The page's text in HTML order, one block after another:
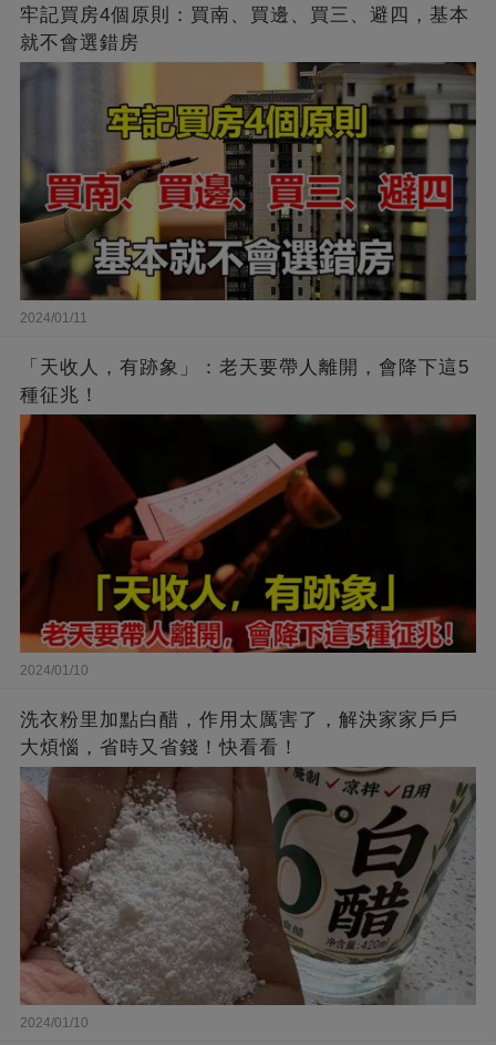
牢記買房4個原則：買南、買邊、買三、避四，基本
就不會選錯房
2024/01/11
「天收人，有跡象」：老天要帶人離開，會降下這5
種征兆！
2024/01/10
洗衣粉里加點白醋，作用太厲害了，解決家家戶戶
大煩惱，省時又省錢！快看看！
2024/01/10